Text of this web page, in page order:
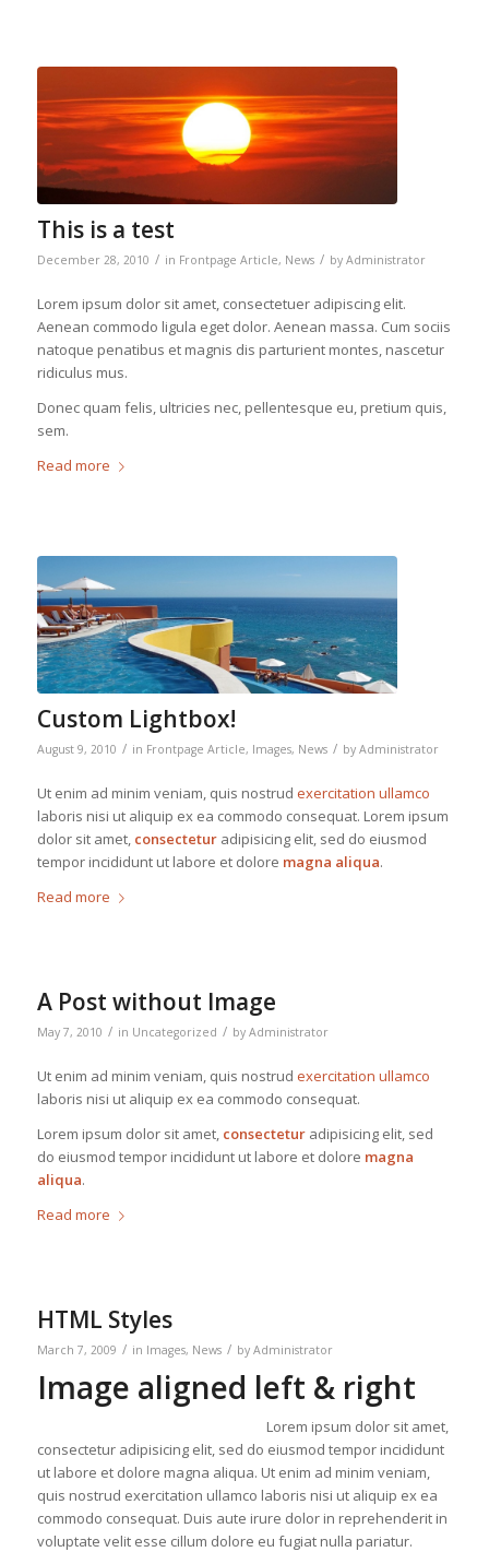
This is a test
December 28, 2010 / in Frontpage Article, News / by Administrator
Lorem ipsum dolor sit amet, consectetuer adipiscing elit.
Aenean commodo ligula eget dolor. Aenean massa. Cum sociis
natoque penatibus et magnis dis parturient montes, nascetur
ridiculus mus.
Donec quam felis, ultricies nec, pellentesque eu, pretium quis,
sem.
Read more
Custom Lightbox!
August 9, 2010 / in Frontpage Article, Images, News / by Administrator
Ut enim ad minim veniam, quis nostrud exercitation ullamco
laboris nisi ut aliquip ex ea commodo consequat. Lorem ipsum
dolor sit amet, consecteturadipisicing elit, sed do eiusmod
tempor incididunt ut labore et dolore magna aliqua.
Read more
A Post without Image
May 7, 2010 / in Uncategorized / by Administrator
Ut enim ad minim veniam, quis nostrud exercitation ullamco
laboris nisi ut aliquip ex ea commodo consequat.
Lorem ipsum dolor sit amet, consecteturadipisicing elit, sed
do eiusmod tempor incididunt ut labore et dolore magna
aliqua.
Read more
HTML Styles
March 7, 2009 / in Images, News / by Administrator
Image aligned left & right
Lorem ipsum dolor sit amet,
consectetur adipisicing elit, sed do eiusmod tempor incididunt
ut labore et dolore magna aliqua. Ut enim ad minim veniam,
quis nostrud exercitation ullamco laboris nisi ut aliquip ex ea
commodo consequat. Duis aute irure dolor in reprehenderit in
voluptate velit esse cillum dolore eu fugiat nulla pariatur.